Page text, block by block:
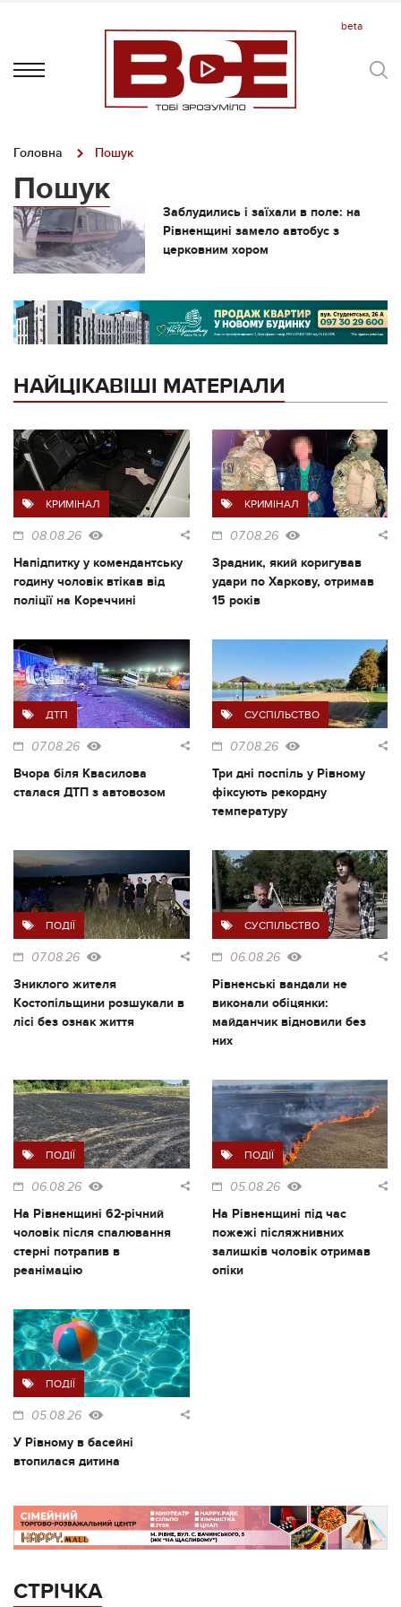
Головна Пошук
Пошук
Заблудились і заїхали в поле: на
Рівненщині замело автобус з
церковним хором
НАЙЦІКАВІШІ МАТЕРІАЛИ
КРИМІНАЛ
08.08.26
Напідпитку у комендантську
годину чоловік втікав від
поліції на Кореччині
КРИМІНАЛ
07.08.26
Зрадник, який коригував
удари по Харкову, отримав
15 років
ДТП
07.08.26
Вчора біля Квасилова
сталася ДТП з автовозом
СУСПІЛЬСТВО
07.08.26
Три дні поспіль у Рівному
фіксують рекордну
температуру
ПОДІЇ
07.08.26
Зниклого жителя
Костопільщини розшукали в
лісі без ознак життя
СУСПІЛЬСТВО
06.08.26
Рівненські вандали не
виконали обіцянки:
майданчик відновили без
них
ПОДІЇ
06.08.26
На Рівненщині 62-річний
чоловік після спалювання
стерні потрапив в
реанімацію
ПОДІЇ
05.08.26
На Рівненщині під час
пожежі післяжнивних
залишків чоловік отримав
опіки
ПОДІЇ
05.08.26
У Рівному в басейні
втопилася дитина
СТРІЧКА